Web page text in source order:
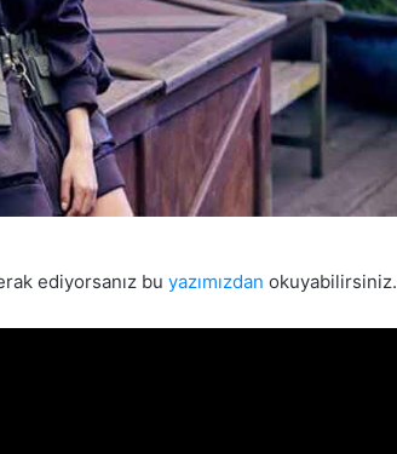
ediyorsanız bu yazımızdan okuyabilirsiniz.